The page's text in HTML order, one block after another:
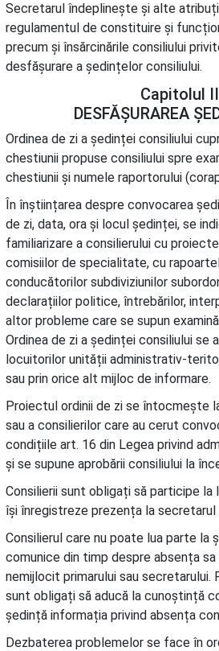
Secretarul îndeplinește și alte
regulamentul de constituire și
precum și însărcinările consiliului
desfășurare a ședințelor consiliului.
Capitolul II
DESFĂȘURAREA
Ordinea de zi a ședinței consiliului
chestiunii propuse consiliului spre
chestiunii și numele raportorului
În înștiințarea despre convocarea
de zi, data, ora și locul ședinței, se
familiarizare a consilierului cu
comisiilor de specialitate, cu
conducătorilor subdiviziunilor
declarațiilor politice, întrebărilor,
altor probleme care se supun
Ordinea de zi a ședinței consiliului se
locuitorilor unității administrativ-
sau prin orice alt mijloc de informare.
Proiectul ordinii de zi se întocmește
sau a consilierilor care au cerut
condițiile art. 16 din Legea privind
și se supune aprobării consiliului la
Consilierii sunt obligați să participe la
își înregistreze prezența la secretarul
Consilierul care nu poate lua parte la
comunice din timp despre absența
nemijlocit primarului sau secretarului.
sunt obligați să aducă la cunoștință
ședință informația privind absența
Dezbaterea problemelor se face în